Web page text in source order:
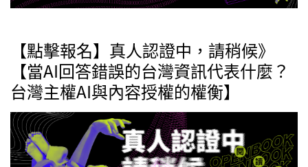
【點擊報名】真人認證中，請稍候》
【當AI回答錯誤的台灣資訊代表什麼？
台灣主權AI與內容授權的權衡】